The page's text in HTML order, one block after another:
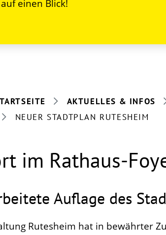
einen Blick!
AKTUELLES & INFOS
NEUER STADTPLAN RUTESHEIM
im Rathaus-
Auflage des
Rutesheim hat in bewährter